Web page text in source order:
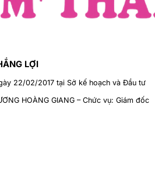
LỢI
22/02/2017 tại Sở kế hoạch và Đầu tư
HOÀNG GIANG – Chức vụ: Giám đốc